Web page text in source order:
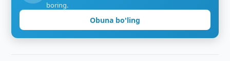
boring.
Obuna bo'ling